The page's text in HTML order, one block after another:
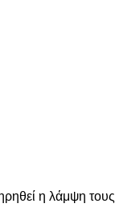
η λάμψη τους